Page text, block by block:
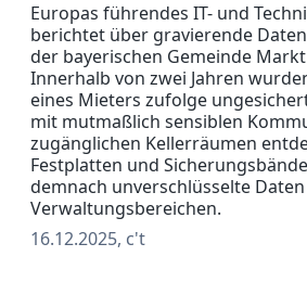
Europas führendes IT- und
berichtet über gravierende
der bayerischen Gemeinde
Innerhalb von zwei Jahren
eines Mieters zufolge
mit mutmaßlich sensiblen
zugänglichen Kellerräumen
Festplatten und
demnach unverschlüsselte
Verwaltungsbereichen.
16.12.2025, c't